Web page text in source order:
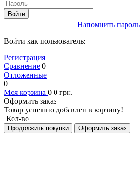
Войти
Напомнить пароль
Войти как пользователь:
Регистрация
Сравнение 0
Отложенные
0
Моя корзина 0 0 грн.
Оформить заказ
Товар успешно добавлен в корзину!
Кол-во
Продолжить покупки Оформить заказ